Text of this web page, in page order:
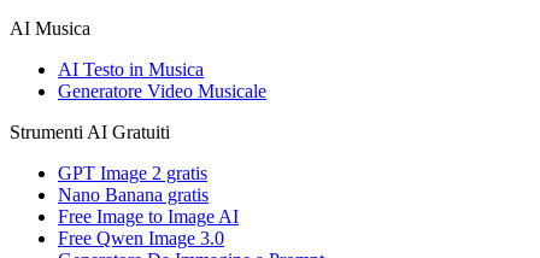
AI Musica
AI Testo in Musica
Generatore Video Musicale
Strumenti AI Gratuiti
GPT Image 2 gratis
Nano Banana gratis
Free Image to Image AI
Free Qwen Image 3.0